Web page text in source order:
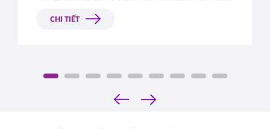
như tuyệt đối vẫn bị từ chối chỉ vì bài luận thiếu
CHI TIẾT
‹
›